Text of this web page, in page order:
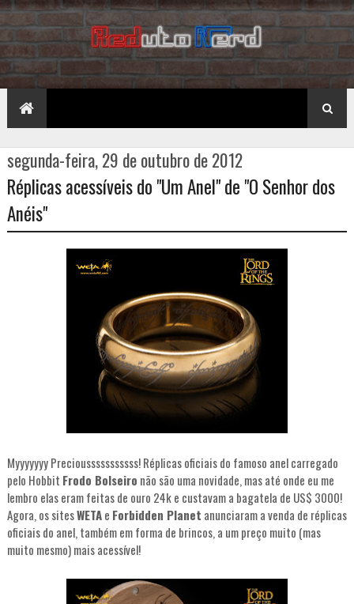
segunda-feira, 29 de outubro de 2012
Réplicas acessíveis do "Um Anel" de "O Senhor dos
Anéis"
Myyyyyyy Preciousssssssssss! Réplicas oficiais do famoso anel carregado
pelo Hobbit Frodo Bolseiro não são uma novidade, mas até onde eu me
lembro elas eram feitas de ouro 24k e custavam a bagatela de US$ 3000!
Agora, os sitesWETAe Forbidden Planet anunciaram a venda de réplicas
oficiais do anel, também em forma de brincos, a um preço muito (mas
muito mesmo) mais acessível!